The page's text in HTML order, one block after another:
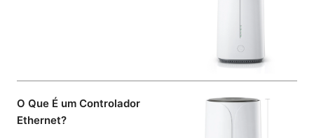
O Que É um Controlador
Ethernet?